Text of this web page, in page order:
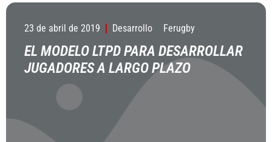
23 de abril de 2019 Desarrollo Ferugby
EL MODELO LTPD PARA DESARROLLAR
JUGADORES A LARGO PLAZO